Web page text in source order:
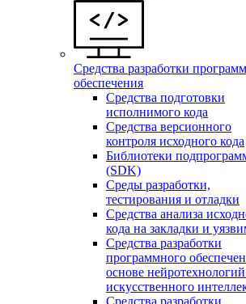
Средства разработки
обеспечения
Средства подготовки
исполнимого кода
Средства версионного
контроля исходного кода
Библиотеки
(SDK)
Среды разработки,
тестирования и отладки
Средства анализа
кода на закладки и
Средства разработки
программного
основе
искусственного
Средства разработки